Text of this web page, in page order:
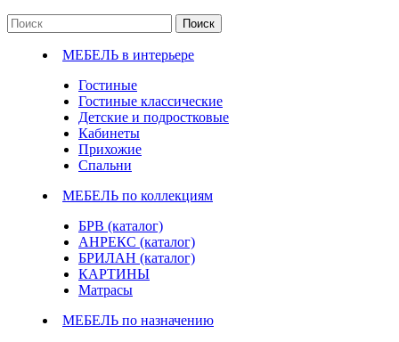
Поиск
МЕБЕЛЬ в интерьере
Гостиные
Гостиные классические
Детские и подростковые
Кабинеты
Прихожие
Спальни
МЕБЕЛЬ по коллекциям
БРВ (каталог)
АНРЕКС (каталог)
БРИЛАН (каталог)
КАРТИНЫ
Матрасы
МЕБЕЛЬ по назначению